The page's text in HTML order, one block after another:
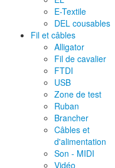
E-Textile
DEL cousables
Fil et câbles
Alligator
Fil de cavalier
FTDI
USB
Zone de test
Ruban
Brancher
Câbles et
d'alimentation
Son - MIDI
Vidéo